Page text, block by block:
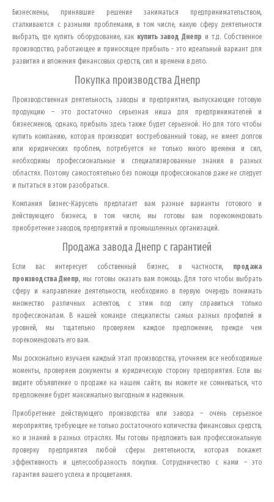
Бизнесмены, принявшие решение заниматься предпринимательством,
сталкиваются с разными проблемами, в том числе, какую сферу деятельности
выбрать, где купить оборудование, как купить заводДнепр и т.д. Собственное
производство, работающее и приносящее прибыль - это идеальный вариант для
развития и вложения финансовых средств, сил и времени в дело.
Покупка производстваДнепр
Производственная деятельность, заводы и предприятия, выпускающие готовую
продукцию – это достаточно серьезная ниша для предпринимателей и
бизнесменов, однако, прибыль здесь также будет серьезной. Но для того чтобы
купить компанию, которая производит востребованный товар, не имеет долгов
или юридических проблем, потребуется не только много времени и сил,
необходимы профессиональные и специализированные знания в разных
областях. Поэтому самостоятельно без помощи профессионалов даже не следует
и пытаться в этом разобраться.
Компания Бизнес-Карусель предлагает вам разные варианты готового и
действующего бизнеса, в том числе, мы готовы вам порекомендовать
приобретение заводов, предприятий и промышленных организаций.
Продажа заводаДнепр с гарантией
Если вас интересует собственный бизнес, в частности, продажа
производстваДнепр, мы готовы оказать вам помощь. Для того чтобы выбрать
сферу и направление деятельности, необходимо в первую очередь понимать
множество различных аспектов, с этим под силу справиться только
профессионалам. В нашей команде специалисты самых разных профилей и
уровней, мы тщательно проверяем каждое предложение, прежде чем
порекомендовать его вам.
Мы досконально изучаем каждый этап производства, уточняем все необходимые
моменты, проверяем документы и юридическую сторону предприятия. Если вы
видите объявление о продаже на нашем сайте, вы можете не сомневаться, что
предложение будет максимально выгодным и надежным.
Приобретение действующего производства или завода – очень серьезное
мероприятие, требующее не только достаточного количества финансовых средств,
но и знаний в разных отраслях. Мы готовы предложить вам профессиональную
проверку предприятия любой сферы деятельности, которая покажет
эффективность и целесообразность покупки. Сотрудничество с нами – это
гарантия вашего успеха и процветания.